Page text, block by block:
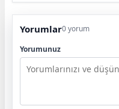
Yorumlar0 yorum
Yorumunuz